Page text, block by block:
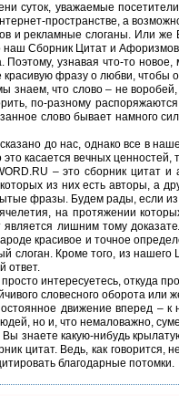
суток, уважаемые
пространстве, а
и рекламные слоганы. Или же
наш Сборник Цитат и
Поэтому, узнавая что-то
красивую фразу о любви, чтобы
знаем, что слово – не
по-разному
слово бывает намного
до нас, однако все в
касается вечных ценностей,
– это сборник цитат
из них есть авторы, а
фразы. Будем рады, если
на протяжении
является лишним тому
красивое и точное
слоган. Кроме того, из
ответ.
интересуетесь, откуда
словесного оборота или
движение вперед – к
но и, что немаловажно,
Вы знаете какую-нибудь
цитат. Ведь, как говорится,
благодарные потомки.